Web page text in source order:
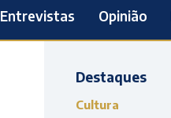
Entrevistas Opinião
Destaques
Cultura